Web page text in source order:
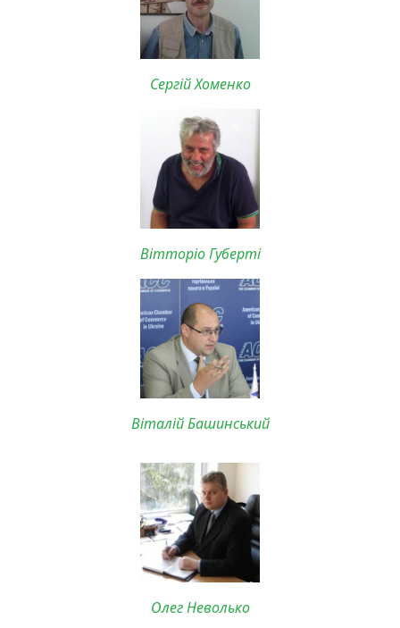
Сергій Хоменко
Вітторіо Губерті
Віталій Башинський
Олег Неволько